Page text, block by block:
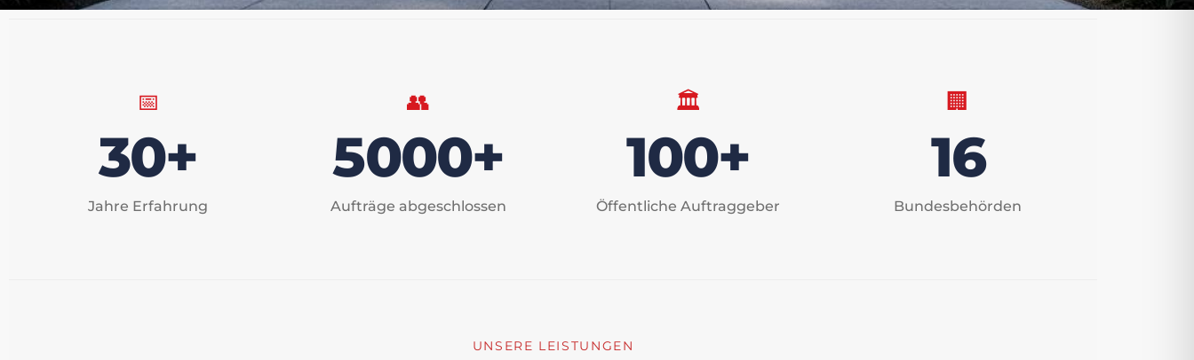
📅
30+
Jahre Erfahrung
👥
5000+
Aufträge abgeschlossen
🏛️
100+
Öffentliche Auftraggeber
🏢
16
Bundesbehörden
UNSERE LEISTUNGEN